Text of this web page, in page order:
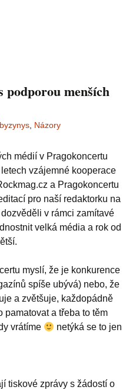
podporou menších
, Názory
médií v Pragokoncertu
vzájemné kooperace
a Pragokoncertu
pro naší redaktorku na
v rámci zamítavé
velká média a rok od
myslí, že je konkurence
spíše ubývá) nebo, že
a zvětšuje, každopádně
pamatovat a třeba to těm
vrátíme
netýká se to jen
tiskové zprávy s žádostí o